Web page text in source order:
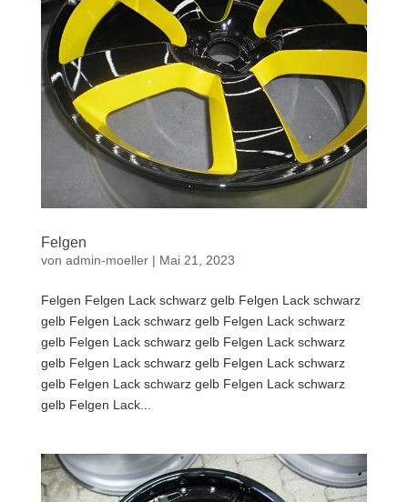
Felgen
von admin-moeller| Mai 21, 2023
Felgen Felgen Lack schwarz gelb Felgen Lack schwarz
gelb Felgen Lack schwarz gelb Felgen Lack schwarz
gelb Felgen Lack schwarz gelb Felgen Lack schwarz
gelb Felgen Lack schwarz gelb Felgen Lack schwarz
gelb Felgen Lack schwarz gelb Felgen Lack schwarz
gelb Felgen Lack...